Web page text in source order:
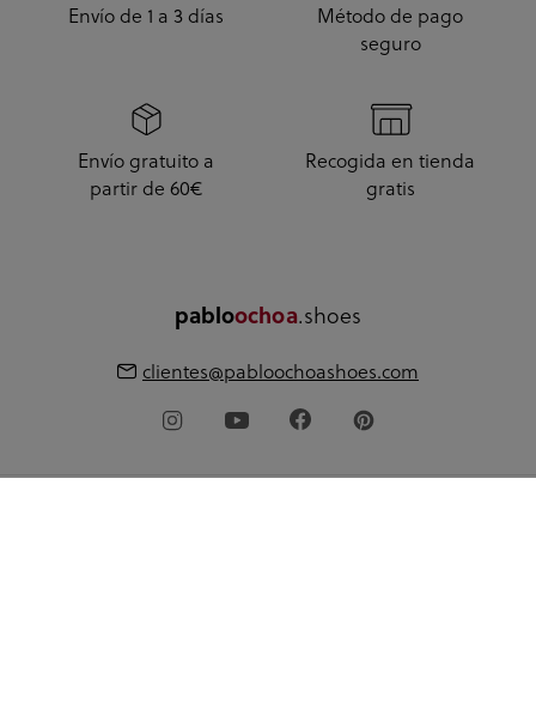
Envío de 1 a 3 días
Método de pago
seguro
Envío gratuito a
partir de 60€
Recogida en tienda
gratis
pabloochoa.shoes
clientes@pabloochoashoes.com